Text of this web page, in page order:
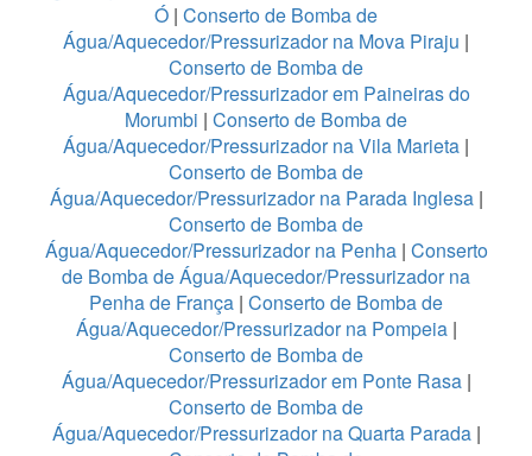
Ó | Conserto de Bomba de
Água/Aquecedor/Pressurizador na Mova Piraju |
Conserto de Bomba de
Água/Aquecedor/Pressurizador em Paineiras do
Morumbi | Conserto de Bomba de
Água/Aquecedor/Pressurizador na Vila Marieta |
Conserto de Bomba de
Água/Aquecedor/Pressurizador na Parada Inglesa |
Conserto de Bomba de
Água/Aquecedor/Pressurizador na Penha| Conserto
de Bomba de Água/Aquecedor/Pressurizador na
Penha de França | Conserto de Bomba de
Água/Aquecedor/Pressurizador na Pompeia|
Conserto de Bomba de
Água/Aquecedor/Pressurizador em Ponte Rasa|
Conserto de Bomba de
Água/Aquecedor/Pressurizador na Quarta Parada|